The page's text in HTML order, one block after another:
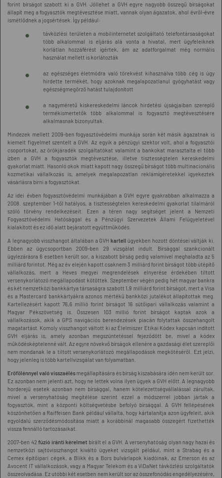
forint bírságot szabott ki a GVH. Jóllehet a GVH egyre nagyobb összegű bírságokat
állapít meg a fogyasztók megtévesztése miatt, vannak olyan ágazatok, ahol évről-évre
ismétlődnek a jogsértések. Így például:
távközlési területen a mobilinternetet szolgáltató telefontársaságokat
több alkalommal is eljárás alá vonta a hivatal, mert ügyfeleiknek
korlátlan hozzáférést ígértek, ám az adatforgalmat még normális
használat mellett is korlátozták
az egészséges életmódra való törekvést kihasználva több cég is úgy
hirdette termékét, hogy azoknak megalapozatlanul gyógyhatást vagy
egészségmegőrző hatást tulajdonított
a nagyméretű kiskereskedelmi láncok hirdetési újságjaiban szereplő
termékismertetők több alkalommal is fogyasztó megtévesztésére
alkalmasnak bizonyultak.
Mindezek mellett 2009-ben fogyasztóvédelmi munkája során két másik ágazatnak is
kiemelt figyelmet szentelt a GVH. Az egyik a pénzügyi szektor volt, ahol a fogyasztói
csoportokat, az örökjáradék szolgáltatókat valamint a bankokat marasztalta el több
ízben a GVH a fogyasztók megtévesztése, illetve tisztességtelen kereskedelmi
gyakorlat miatt. Hasonló okok miatt kapott nagy összegű bírságot több multinacionális
kozmetikai vállalkozás is, amelyek megalapozatlan reklámígéretekkel igyekeztek
vásárlásra bírni a fogyasztókat.
Az idei évben fogyasztóvédelmi munkájában a GVH egyre gyakrabban alkalmazza a
2008. szeptember 1-től hatályos, a tisztességtelen kereskedelmi gyakorlat tilalmáról
szóló törvény rendelkezéseit. Ezen a téren nagy segítséget jelent a Nemzeti
Fogyasztóvédelmi Hatósággal és a Pénzügyi Szervezetek Állami Felügyeletével
kialakított és ez idő alatt bejáratott együttműködés.
A legnagyobb visszhangot általában a GVH kartell ügyekben hozott döntései váltják ki.
Ebben az ügycsoportban 2009-ben 29 vizsgálat indult. Bírsággal szankcionált
ügylezárásra 6 esetben került sor, a kiszabott bírság pedig valamivel meghaladta az 5
milliárd forintot. Még az év elején kapott csaknem 3 milliárd forint bírságot több útépítő
vállalkozás, mert a Heves megyei megrendelések elnyerése érdekében tiltott
versenykorlátozó megállapodást kötöttek. Szeptember végén pedig hét magyar bankra
és két nemzetközi bankkártya társaságra szabott 1,9 milliárd forint bírságot, mert a Visa
és a Mastercard bankkártyákra azonos mértékű bankközi jutalékot állapítottak meg.
Kartellezésért kapott 76,6 millió forint bírságot 16 sütőipari vállalkozás valamint a
Magyar Pékszövetség is. Összesen 103 millió forint bírságot kaptak azok a
vállalkozások, akik a GPS navigációs berendezések piacán folytattak összehangolt
magatartást. Komoly visszhangot váltott ki az Élelmiszer Etikai Kódex kapcsán indított
GVH eljárás is, amely azonban megszüntetéssel fejeződött be, mivel a kódex
működésképtelenné vált. Az egyre növekvő bírságok ellenére a gazdasági élet szereplői
nem mondanak le a tiltott versenykorlátozó megállapodások megkötéséről. Ezt jelzi,
hogy jelenleg is több kartellvizsgálat van folyamatban.
Erőfölénnyel való visszaélés megállapítására és bírság kiszabására idén nem került sor.
Ez azonban nem jelenti azt, hogy ne lettek volna ilyen ügyek a GVH előtt. A legnagyobb
horderejű esetek azonban nem bírsággal, hanem kötelezettségvállalással zárultak,
mivel a versenyhatóság megítélése szerint ezzel a módszerrel jobban jártak a
fogyasztók, mint a központi költségvetésbe befolyó bírsággal. A GVH fellépésének
köszönhetően a Raiffeisen Bank például vállalta, hogy kártalanítja azon ügyfeleit, akik
egyoldalú szerződésmódosítása miatt a korábbinál magasabb összegért fizethették
vissza fennálló tartozásaikat.
2007-ben 42 fúzió iránti kérelmet bírált el a GVH. A versenyhatóság olyan nagy hazai és
nemzetközi sajtóvisszhangot kiváltó ügyeket vizsgált például, mint a Strabag és a
Cemex építőipari cégek, a Blikk és a Bors bulvárlapok kiadóinak, az Emerson és az
Avocent IT vállalkozások, vagy a Magyar Telekom és a ViDaNet távközlési szolgáltatók
összeolvadása. Ez utóbbi két esetben nem került sor az összefonódás engedélyezésére,